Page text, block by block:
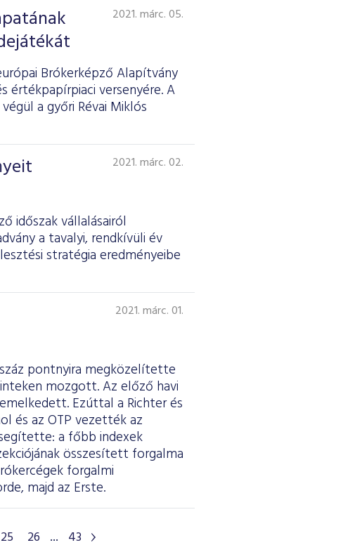
2021. márc. 05.
Brókerképző Alapítvány
értékpapírpiaci versenyére. A
a győri Révai Miklós
2021. márc. 02.
időszak vállalásairól
a tavalyi, rendkívüli év
stratégia eredményeibe
2021. márc. 01.
pontnyira megközelítette
mozgott. Az előző havi
Ezúttal a Richter és
és az OTP vezették az
a főbb indexek
összesített forgalma
forgalmi
majd az Erste.
25 26 ... 43